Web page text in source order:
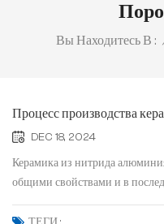
Вы Находитесь В :
Процесс производства
DEC 18, 2024
Керамика из нитрида
общими свойствами и в
передовым керамическим
высокой теплопроводностью,